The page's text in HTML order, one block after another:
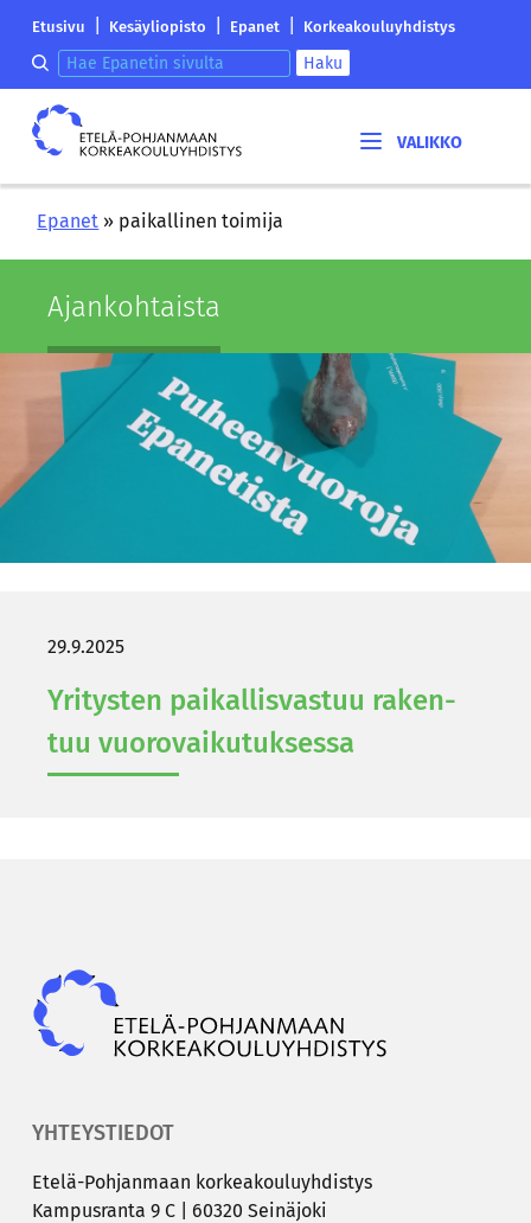
Etelä-
korkeakouluyhdistyksen
saapumissivu
Etusivu Kesäyliopisto Epanet Korkeakouluyhdistys
Hae epanetin sivulta Haku
Etelä-
Pohjanmaan
Epanet » paikallinen toimija
Ajan­koh­tais­ta
29.9.2025
Yri­tys­ten pai­kal­lis­vas­tuu ra­ken­
tuu vuo­ro­vai­ku­tuk­ses­sa
YHTEYSTIEDOT
Etelä-​Pohjanmaan kor­kea­kou­lu­yh­dis­tys
Kam­pus­ran­ta 9 C | 60320 Sei­nä­jo­ki